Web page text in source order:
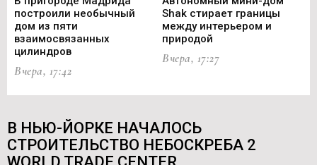
построили необычный
дом из пяти
взаимосвязанных
цилиндров
Вчера, 17:42
Shak стирает границы
между интерьером и
природой
Вчера, 17:27
В НЬЮ-ЙОРКЕ НАЧАЛОСЬ
СТРОИТЕЛЬСТВО НЕБОСКРЕБА 2